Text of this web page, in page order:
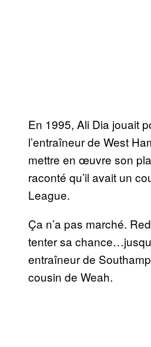
En 1995, Ali Dia jouait
l’entraîneur de West
mettre en œuvre son
raconté qu’il avait un
League.
Ça n’a pas marché.
tenter sa
entraîneur de
cousin de Weah.